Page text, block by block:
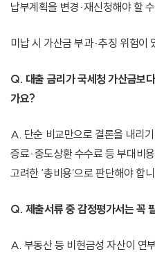
납부계획을 변경·재신청해야 할
미납 시 가산금 부과·추징 위험이
Q. 대출 금리가 국세청 가산금보
가요?
A. 단순 비교만으로 결론을 내리
증료·중도상환 수수료 등 부대비
고려한 ‘총비용’으로 판단해야 합
Q. 제출서류 중 감정평가서는 꼭
A. 부동산 등 비현금성 자산이 연